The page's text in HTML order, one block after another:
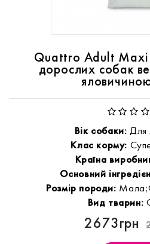
Quattro Adult Maxi
дорослих собак
Вік собаки: Для
Клас корму:
Країна
Основний
Розмір породи:
Вид тварин:
2673грн